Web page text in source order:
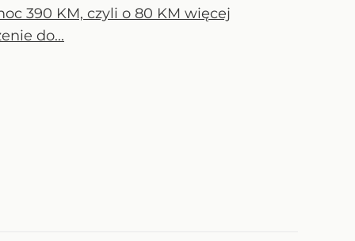
390 KM, czyli o 80 KM więcej
do...